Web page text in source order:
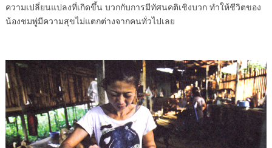
ความเปลี่ยนแปลงที่เกิดขึ้น บวกกับการมีทัศนคติเชิงบวก ทำให้ชีวิตของ
น้องชมพู่มีความสุขไม่แตกต่างจากคนทั่วไปเลย